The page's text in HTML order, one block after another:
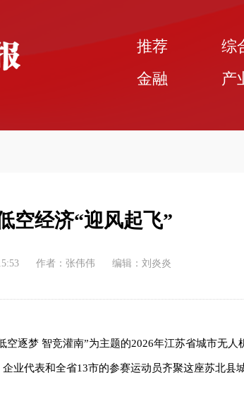
推荐 综
金融
产
空经济“迎风起飞”
作者：张伟伟 编辑：刘炎炎
逐梦 智竞灌南”为主题的2026年江苏省城市无人
业代表和全省13市的参赛运动员齐聚这座苏北县